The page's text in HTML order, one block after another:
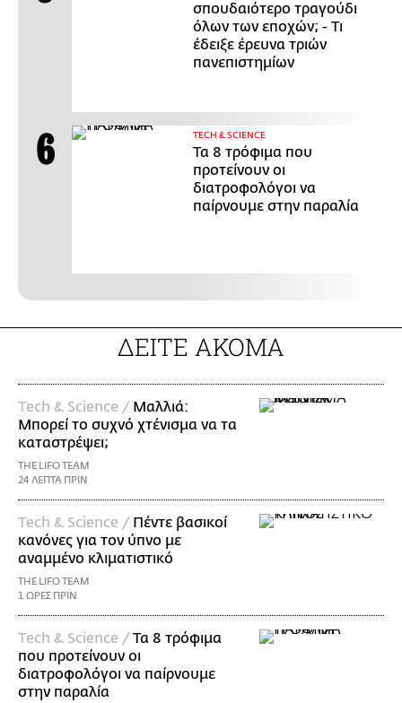
σπουδαιότερο τραγούδι
όλων των εποχών; - Τι
έδειξε έρευνα τριών
πανεπιστημίων
ΤECH & SCIENCE
Τα 8 τρόφιμα που
προτείνουν οι
διατροφολόγοι να
παίρνουμε στην παραλία
ΔΕΙΤΕ ΑΚΟΜΑ
Τech & Science / Μαλλιά:
Μπορεί το συχνό χτένισμα να τα
καταστρέψει;
THE LIFO TEAM
24 ΛΕΠΤΑ ΠΡΙΝ
Τech & Science / Πέντε βασικοί
κανόνες για τον ύπνο με
αναμμένο κλιματιστικό
THE LIFO TEAM
1 ΩΡΕΣ ΠΡΙΝ
Τech & Science /Τα 8 τρόφιμα
που προτείνουν οι
διατροφολόγοι να παίρνουμε
στην παραλία